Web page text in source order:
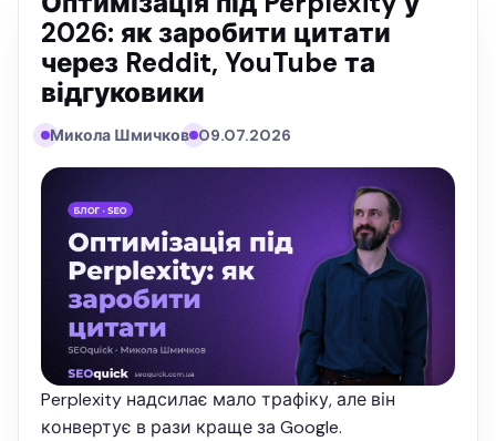
2026: як заробити цитати
через Reddit, YouTube та
відгуковики
Микола Шмичков 09.07.2026
Perplexity надсилає мало трафіку, але він
конвертує в рази краще за Google.